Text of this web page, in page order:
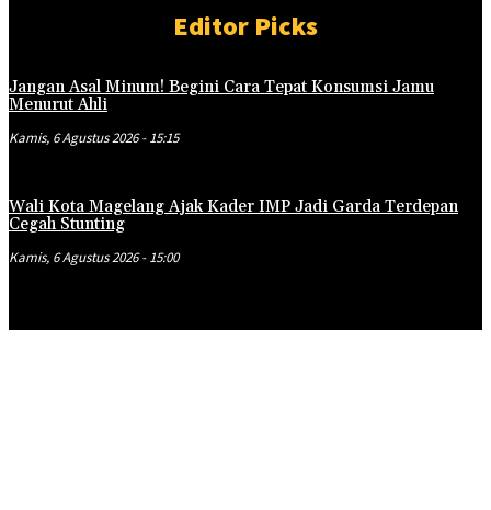
Editor Picks
Jangan Asal Minum! Begini Cara Tepat Konsumsi Jamu
Menurut Ahli
Kamis, 6 Agustus 2026 - 15:15
Wali Kota Magelang Ajak Kader IMP Jadi Garda Terdepan
Cegah Stunting
Kamis, 6 Agustus 2026 - 15:00